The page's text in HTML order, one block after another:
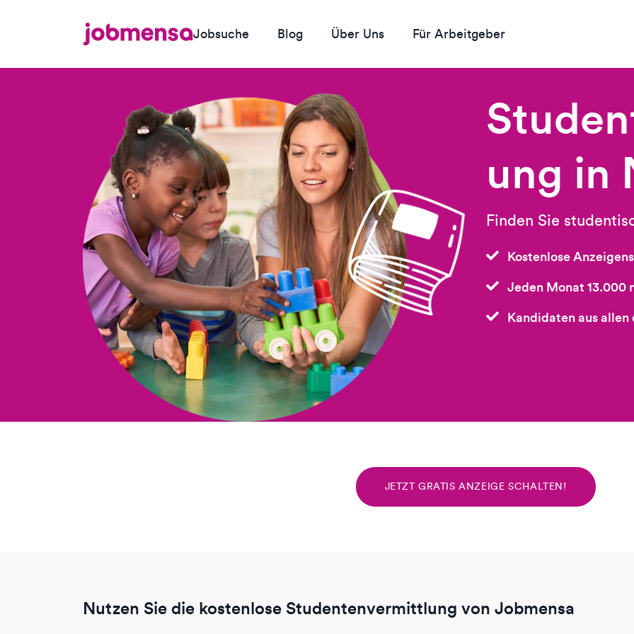
Jobsuche Blog Über Uns Für Arbeitgeber
ung in
Finden Sie
Kostenlose
Jeden Monat 13.000
Kandidaten aus
JETZT GRATIS ANZEIGE SCHALTEN!
Nutzen Sie die kostenlose Studentenvermittlung von Jobmensa